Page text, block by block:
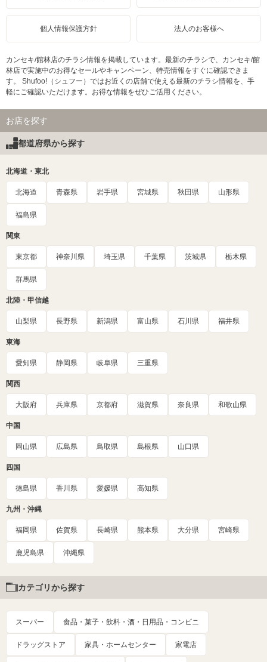
個人情報保護方針 法人のお客様へ
カンセキ/館林店のチラシ情報を掲載しています。最新のチラシで、カンセキ/館
林店で実施中のお得なセールやキャンペーン、特売情報をすぐに確認できま
す。 Shufoo!（シュフー）ではお近くの店舗で使える最新のチラシ情報を、手
軽にご確認いただけます。お得な情報をぜひご活用ください。
お店を探す
都道府県から探す
北海道・東北
北海道 青森県 岩手県 宮城県 秋田県 山形県
福島県
関東
東京都 神奈川県 埼玉県 千葉県 茨城県 栃木県
群馬県
北陸・甲信越
山梨県 長野県 新潟県 富山県 石川県 福井県
東海
愛知県 静岡県 岐阜県 三重県
関西
大阪府 兵庫県 京都府 滋賀県 奈良県 和歌山県
中国
岡山県 広島県 鳥取県 島根県 山口県
四国
徳島県 香川県 愛媛県 高知県
九州・沖縄
福岡県 佐賀県 長崎県 熊本県 大分県 宮崎県
鹿児島県 沖縄県
カテゴリから探す
スーパー 食品・菓子・飲料・酒・日用品・コンビニ
ドラッグストア 家具・ホームセンター 家電店